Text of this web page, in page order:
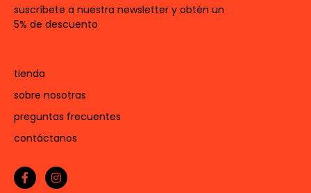
suscríbete a nuestra newsletter y obtén un
5% de descuento
tienda
sobre nosotras
preguntas frecuentes
contáctanos